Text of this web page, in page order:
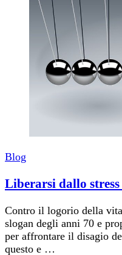
Blog
Liberarsi dallo stress
Contro il logorio della
slogan degli anni 70 e
per affrontare il disagio
questo e …